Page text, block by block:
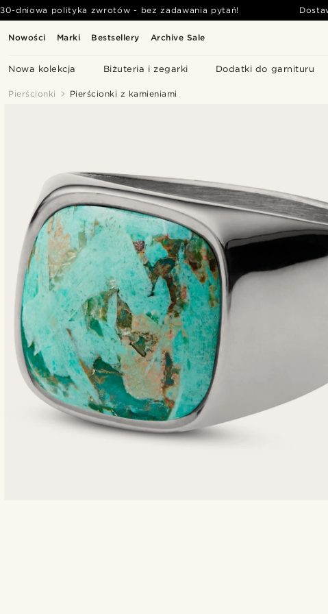
Nowości Marki Bestsellery Archive Sale
Nowa kolekcja Biżuteria i zegarki Dodatki do garnituru
30-dniowa polityka zwrotów - bez zadawania pytań!
Pierścionki Pierścionki z kamieniami